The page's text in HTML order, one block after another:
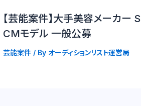
【芸能案件】大手美容メーカー S
CMモデル 一般公募
芸能案件/ By オーディションリスト運営局